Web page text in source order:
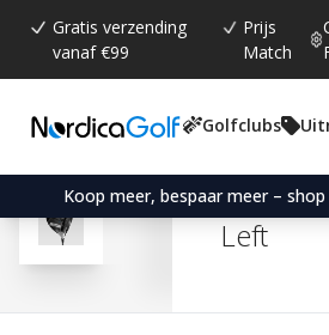
Gratis verzending
vanaf €99
Prijs
Match
Golfclubs
Koop meer, bespaar meer –
4.8
Adapter
Left